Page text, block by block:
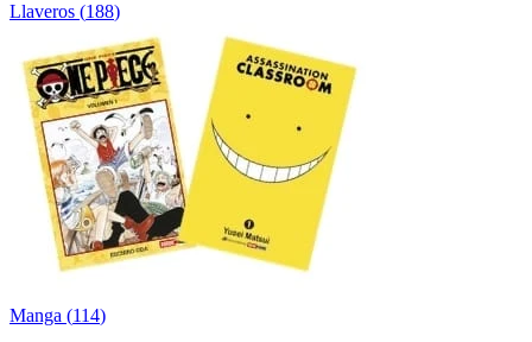
Llaveros (188)
Manga (114)